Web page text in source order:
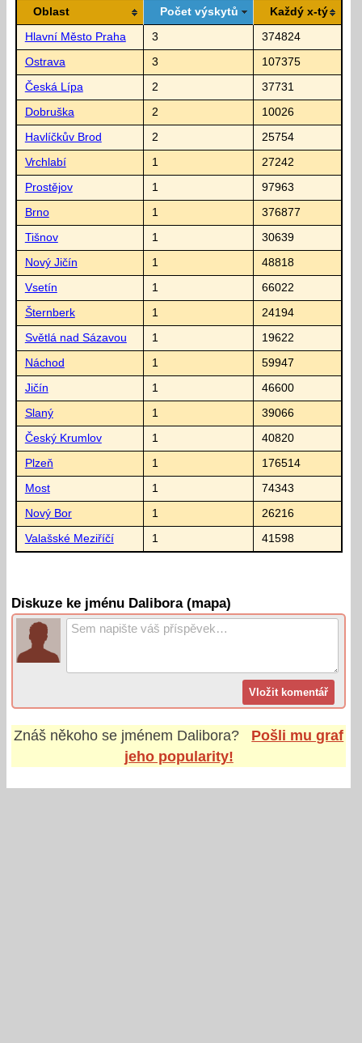
Oblast Počet výskytů Každý x-tý
Hlavní Město Praha 3 374824
Ostrava 3 107375
Česká Lípa 2 37731
Dobruška 2 10026
Havlíčkův Brod 2 25754
Vrchlabí 1 27242
Prostějov 1 97963
Brno 1 376877
Tišnov 1 30639
Nový Jičín 1 48818
Vsetín 1 66022
Šternberk 1 24194
Světlá nad Sázavou 1 19622
Náchod 1 59947
Jičín 1 46600
Slaný 1 39066
Český Krumlov 1 40820
Plzeň 1 176514
Most 1 74343
Nový Bor 1 26216
Valašské Meziříčí 1 41598
Diskuze ke jménu Dalibora (mapa)
Znáš někoho se jménem Dalibora?
Pošli mu graf
jeho popularity!